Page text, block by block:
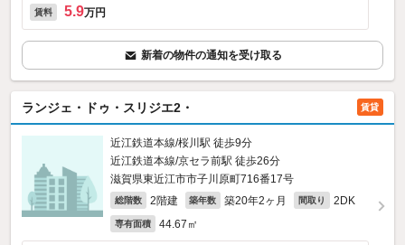
賃料 5.9万円
新着の物件の通知を受け取る
ランジェ・ドゥ・スリジエ2・ 賃貸
近江鉄道本線/桜川駅 徒歩9分
近江鉄道本線/京セラ前駅 徒歩26分
滋賀県東近江市市子川原町716番17号
総階数 2階建 築年数 築20年2ヶ月 間取り 2DK
専有面積 44.67㎡